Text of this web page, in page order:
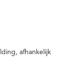
afhankelijk